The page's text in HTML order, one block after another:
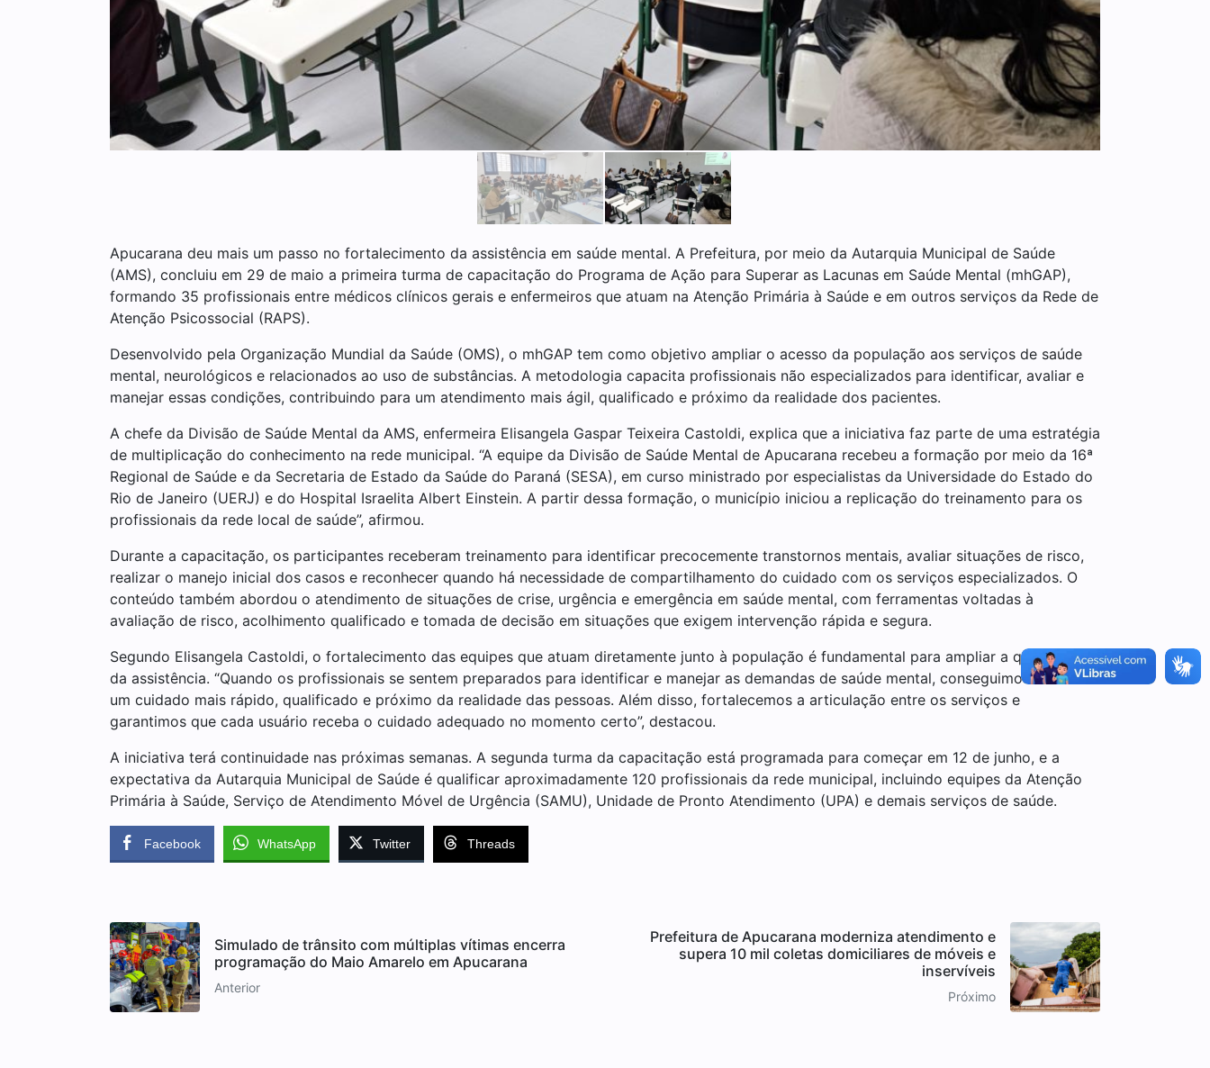
Apucarana deu mais um passo no fortalecimento da assistência em saúde mental. A Prefeitura, por meio da Autarquia Municipal de Saúde
(AMS), concluiu em 29 de maio a primeira turma de capacitação do Programa de Ação para Superar as Lacunas em Saúde Mental (mhGAP),
formando 35 profissionais entre médicos clínicos gerais e enfermeiros que atuam na Atenção Primária à Saúde e em outros serviços da Rede de
Atenção Psicossocial (RAPS).
Desenvolvido pela Organização Mundial da Saúde (OMS), o mhGAP tem como objetivo ampliar o acesso da população aos serviços de saúde
mental, neurológicos e relacionados ao uso de substâncias. A metodologia capacita profissionais não especializados para identificar, avaliar e
manejar essas condições, contribuindo para um atendimento mais ágil, qualificado e próximo da realidade dos pacientes.
A chefe da Divisão de Saúde Mental da AMS, enfermeira Elisangela Gaspar Teixeira Castoldi, explica que a iniciativa faz parte de uma estratégia
de multiplicação do conhecimento na rede municipal. “A equipe da Divisão de Saúde Mental de Apucarana recebeu a formação por meio da 16ª
Regional de Saúde e da Secretaria de Estado da Saúde do Paraná (SESA), em curso ministrado por especialistas da Universidade do Estado do
Rio de Janeiro (UERJ) e do Hospital Israelita Albert Einstein. A partir dessa formação, o município iniciou a replicação do treinamento para os
profissionais da rede local de saúde”, afirmou.
Durante a capacitação, os participantes receberam treinamento para identificar precocemente transtornos mentais, avaliar situações de risco,
realizar o manejo inicial dos casos e reconhecer quando há necessidade de compartilhamento do cuidado com os serviços especializados. O
conteúdo também abordou o atendimento de situações de crise, urgência e emergência em saúde mental, com ferramentas voltadas à
avaliação de risco, acolhimento qualificado e tomada de decisão em situações que exigem intervenção rápida e segura.
Segundo Elisangela Castoldi, o fortalecimento das equipes que atuam diretamente junto à população é fundamental para ampliar a qualidade
da assistência. “Quando os profissionais se sentem preparados para identificar e manejar as demandas de saúde mental, conseguimos oferecer
um cuidado mais rápido, qualificado e próximo da realidade das pessoas. Além disso, fortalecemos a articulação entre os serviços e
garantimos que cada usuário receba o cuidado adequado no momento certo”, destacou.
A iniciativa terá continuidade nas próximas semanas. A segunda turma da capacitação está programada para começar em 12 de junho, e a
expectativa da Autarquia Municipal de Saúde é qualificar aproximadamente 120 profissionais da rede municipal, incluindo equipes da Atenção
Primária à Saúde, Serviço de Atendimento Móvel de Urgência (SAMU), Unidade de Pronto Atendimento (UPA) e demais serviços de saúde.
Facebook WhatsApp Twitter Threads
Simulado de trânsito com múltiplas vítimas encerra
programação do Maio Amarelo em Apucarana
Anterior
Prefeitura de Apucarana moderniza atendimento e
supera 10 mil coletas domiciliares de móveis e
inservíveis
Próximo